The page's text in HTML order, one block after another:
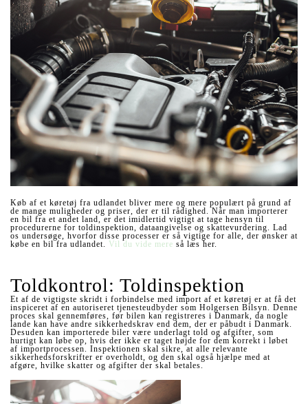
Køb af et køretøj fra udlandet bliver mere og mere populært på grund af
de mange muligheder og priser, der er til rådighed. Når man importerer
en bil fra et andet land, er det imidlertid vigtigt at tage hensyn til
procedurerne for toldinspektion, dataangivelse og skattevurdering. Lad
os undersøge, hvorfor disse processer er så vigtige for alle, der ønsker at
købe en bil fra udlandet. Vil du vide mere så læs her.
Toldkontrol: Toldinspektion
Et af de vigtigste skridt i forbindelse med import af et køretøj er at få det
inspiceret af en autoriseret tjenesteudbyder som Holgersen Bilsyn. Denne
proces skal gennemføres, før bilen kan registreres i Danmark, da nogle
lande kan have andre sikkerhedskrav end dem, der er påbudt i Danmark.
Desuden kan importerede biler være underlagt told og afgifter, som
hurtigt kan løbe op, hvis der ikke er taget højde for dem korrekt i løbet
af importprocessen. Inspektionen skal sikre, at alle relevante
sikkerhedsforskrifter er overholdt, og den skal også hjælpe med at
afgøre, hvilke skatter og afgifter der skal betales.